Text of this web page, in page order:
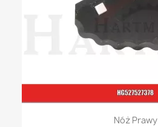
Nóż Prawy